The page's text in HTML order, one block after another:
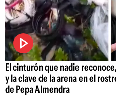
El cinturón que nadie
y la clave de la arena en el
de Pepa Almendra